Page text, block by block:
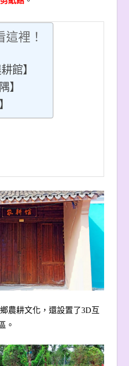
裡！
館】
】
農耕文化，還設置了3D互
。